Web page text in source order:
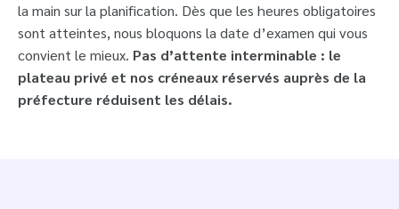
la main sur la planification. Dès que les heures obligatoires
sont atteintes, nous bloquons la date d’examen qui vous
convient le mieux. Pas d’attente interminable : le
plateau privé et nos créneaux réservés auprès de la
préfecture réduisent les délais.